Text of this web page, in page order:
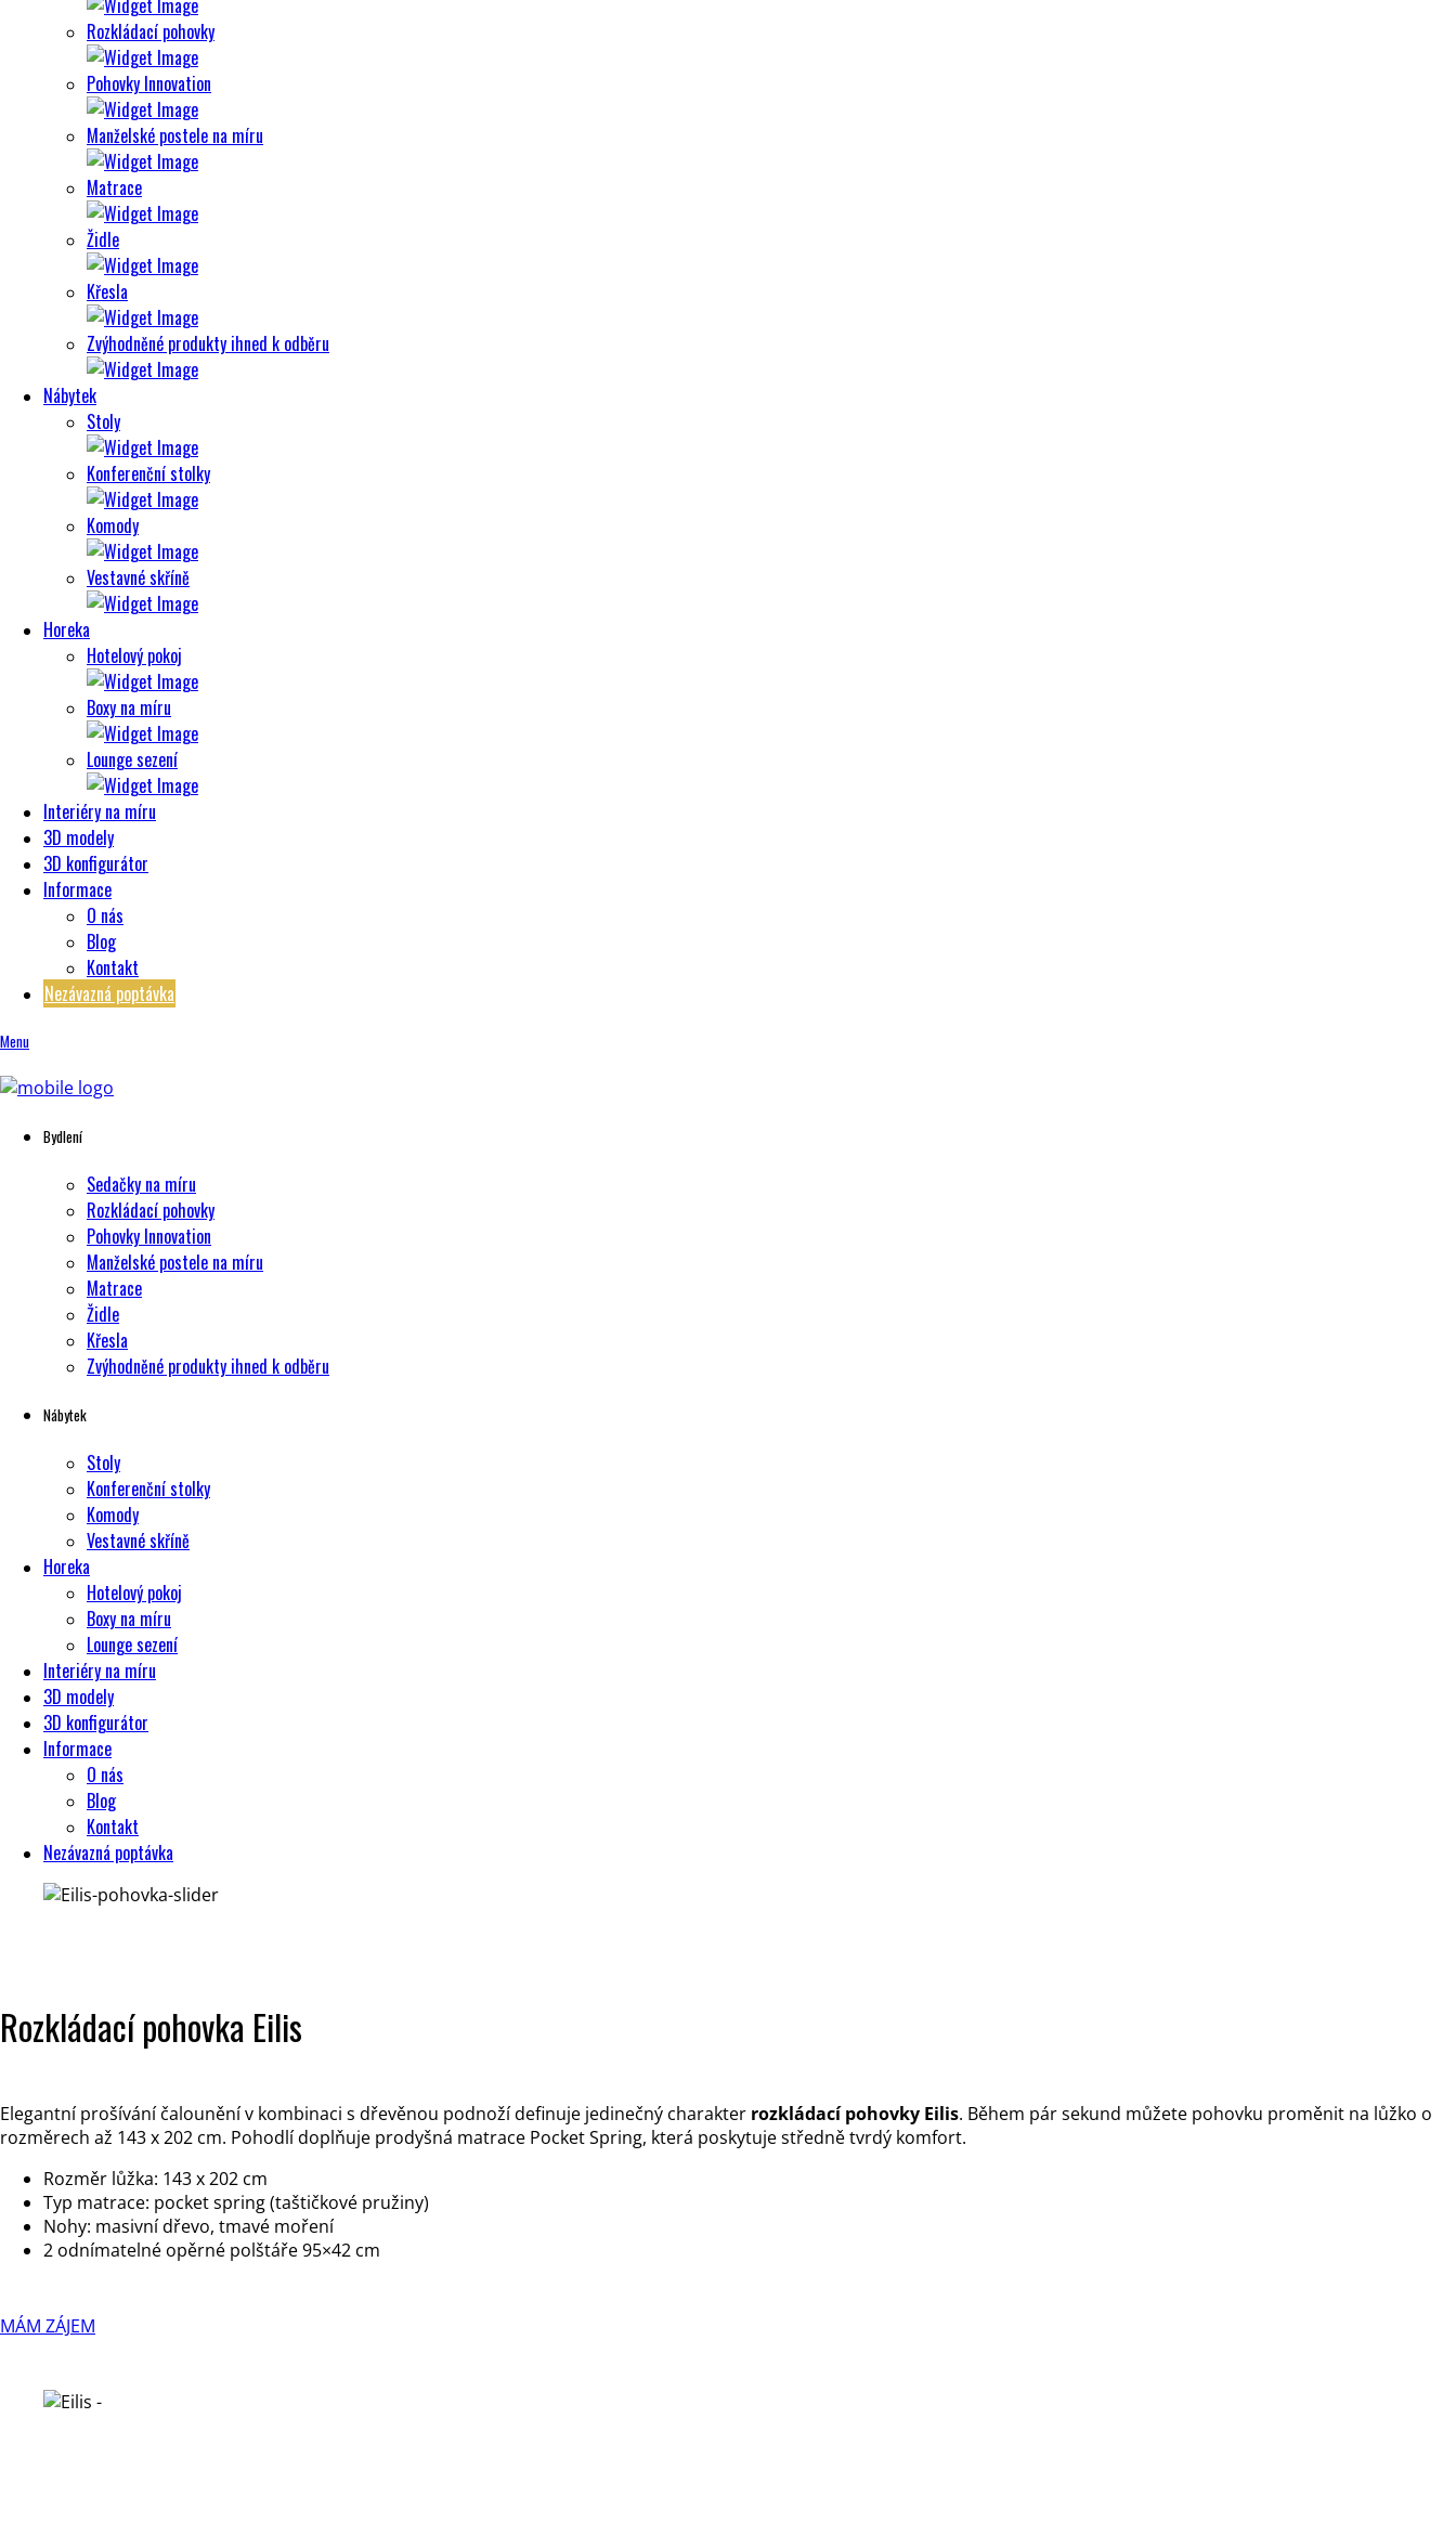
Rozkládací pohovky
Pohovky Innovation
Manželské postele na míru
Matrace
Židle
Křesla
Zvýhodněné produkty ihned k odběru
Nábytek
Stoly
Konferenční stolky
Komody
Vestavné skříně
Horeka
Hotelový pokoj
Boxy na míru
Lounge sezení
Interiéry na míru
3D modely
3D konfigurátor
Informace
O nás
Blog
Kontakt
Nezávazná poptávka
Menu
Bydlení
Sedačky na míru
Rozkládací pohovky
Pohovky Innovation
Manželské postele na míru
Matrace
Židle
Křesla
Zvýhodněné produkty ihned k odběru
Nábytek
Stoly
Konferenční stolky
Komody
Vestavné skříně
Horeka
Hotelový pokoj
Boxy na míru
Lounge sezení
Interiéry na míru
3D modely
3D konfigurátor
Informace
O nás
Blog
Kontakt
Nezávazná poptávka
Rozkládací pohovka Eilis
Elegantní prošívání čalounění v kombinaci s dřevěnou podnoží definuje jedinečný charakter rozkládací pohovky Eilis. Během pár sekund můžete pohovku proměnit na lůžko o
rozměrech až 143 x 202 cm. Pohodlí doplňuje prodyšná matrace Pocket Spring, která poskytuje středně tvrdý komfort.
Rozměr lůžka: 143 x 202 cm
Typ matrace: pocket spring (taštičkové pružiny)
Nohy: masivní dřevo, tmavé moření
2 odnímatelné opěrné polštáře 95×42 cm
MÁM ZÁJEM